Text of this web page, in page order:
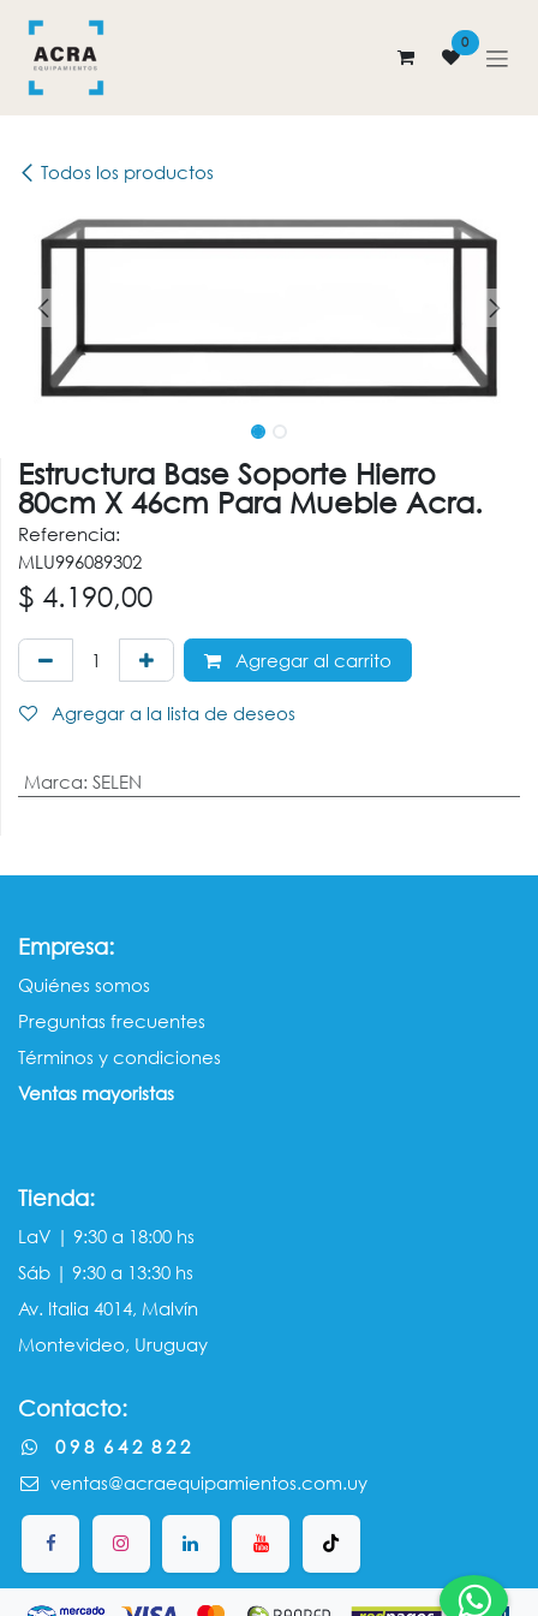
0
Todos los productos
Estructura Base Soporte Hierro
80cm X 46cm Para Mueble Acra.
Referencia:
MLU996089302
$ 4.190,00
Agregar al carrito
Agregar a la lista de deseos
Marca: SELEN
Empresa:
Quiénes somos​​
Preguntas frecuentes
Términos y condiciones
Ventas mayorista​s
Tienda:
LaV | 9:30 a 18:00 hs
Sáb | 9:30 a 13:30 hs
Av. Italia 4014, Malvín
Montevideo, Uruguay
Contacto:
0 9 8 6 4 2 8 2 2
ventas@acraequipamientos.com.uy